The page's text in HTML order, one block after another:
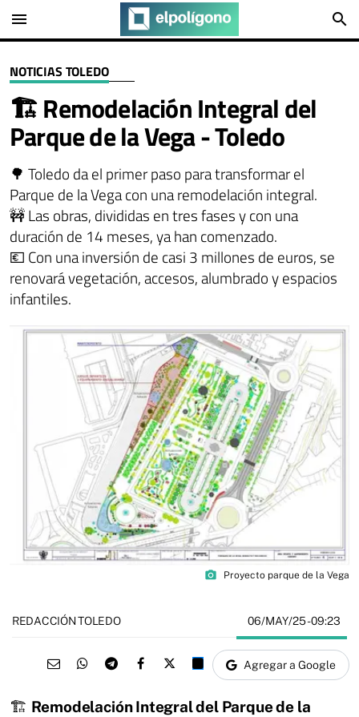
menu search
NOTICIAS TOLEDO
🏗️ Remodelación Integral del
Parque de la Vega - Toledo
🌳 Toledo da el primer paso para transformar el
Parque de la Vega con una remodelación integral.
🚧 Las obras, divididas en tres fases y con una
duración de 14 meses, ya han comenzado.
💶 Con una inversión de casi 3 millones de euros, se
renovará vegetación, accesos, alumbrado y espacios
infantiles.
photo_camera Proyecto parque de la Vega
REDACCIÓN TOLEDO 06/MAY/25- 09:23
Agregar a Google
🏗️ Remodelación Integral del Parque de la